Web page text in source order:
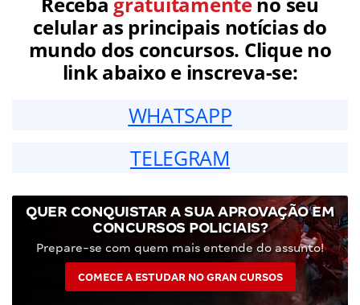
celular as principais notícias do
mundo dos concursos. Clique no
link abaixo e inscreva-se:
WHATSAPP
TELEGRAM
QUER CONQUISTAR A SUA APROVAÇÃO EM
CONCURSOS POLICIAIS?
Prepare-se com quem mais entende do assunto!
COMECE A ESTUDAR NO GRAN CURSOS